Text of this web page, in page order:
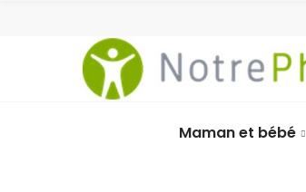
Maman et bébé